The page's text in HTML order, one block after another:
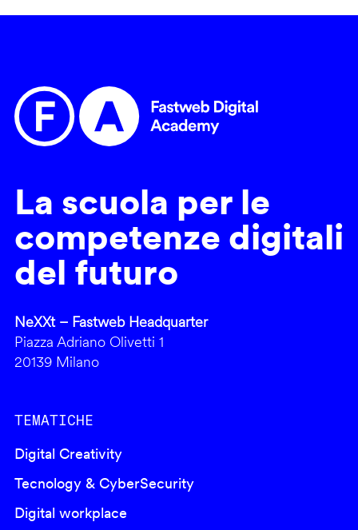
La scuola per le
competenze digitali
del futuro
NeXXt – Fastweb Headquarter
Piazza Adriano Olivetti 1
20139 Milano
TEMATICHE
Digital Creativity
Tecnology & CyberSecurity
Digital workplace